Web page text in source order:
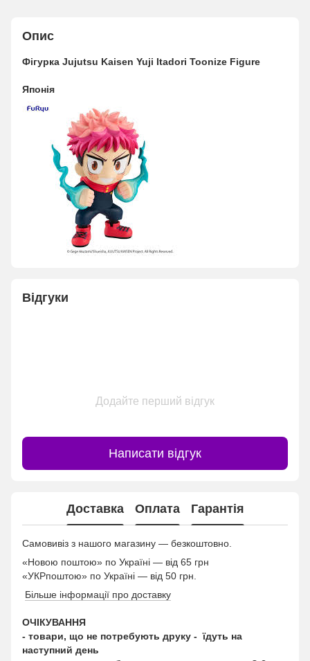
Опис
Фігурка Jujutsu Kaisen Yuji Itadori Toonize Figure
Японія
Відгуки
Додайте перший відгук
Написати відгук
Доставка Оплата Гарантія
Самовивіз з нашого магазину — безкоштовно.
«Новою поштою» по Україні — від 65 грн
«УКРпоштою» по Україні — від 50 грн.
Більше інформації про доставку
ОЧІКУВАННЯ
- товари, що не потребують друку - їдуть на
наступний день